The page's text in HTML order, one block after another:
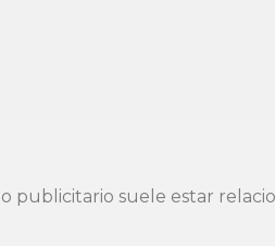
publicitario suele estar